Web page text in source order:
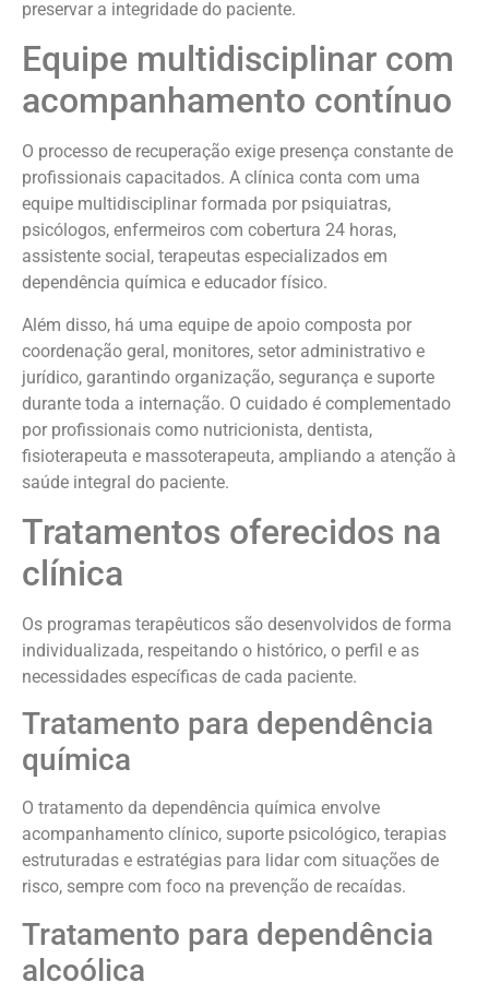
preservar a integridade do paciente.
Equipe multidisciplinar com
acompanhamento contínuo
O processo de recuperação exige presença constante de
profissionais capacitados. A clínica conta com uma
equipe multidisciplinar formada por psiquiatras,
psicólogos, enfermeiros com cobertura 24 horas,
assistente social, terapeutas especializados em
dependência química e educador físico.
Além disso, há uma equipe de apoio composta por
coordenação geral, monitores, setor administrativo e
jurídico, garantindo organização, segurança e suporte
durante toda a internação. O cuidado é complementado
por profissionais como nutricionista, dentista,
fisioterapeuta e massoterapeuta, ampliando a atenção à
saúde integral do paciente.
Tratamentos oferecidos na
clínica
Os programas terapêuticos são desenvolvidos de forma
individualizada, respeitando o histórico, o perfil e as
necessidades específicas de cada paciente.
Tratamento para dependência
química
O tratamento da dependência química envolve
acompanhamento clínico, suporte psicológico, terapias
estruturadas e estratégias para lidar com situações de
risco, sempre com foco na prevenção de recaídas.
Tratamento para dependência
alcoólica